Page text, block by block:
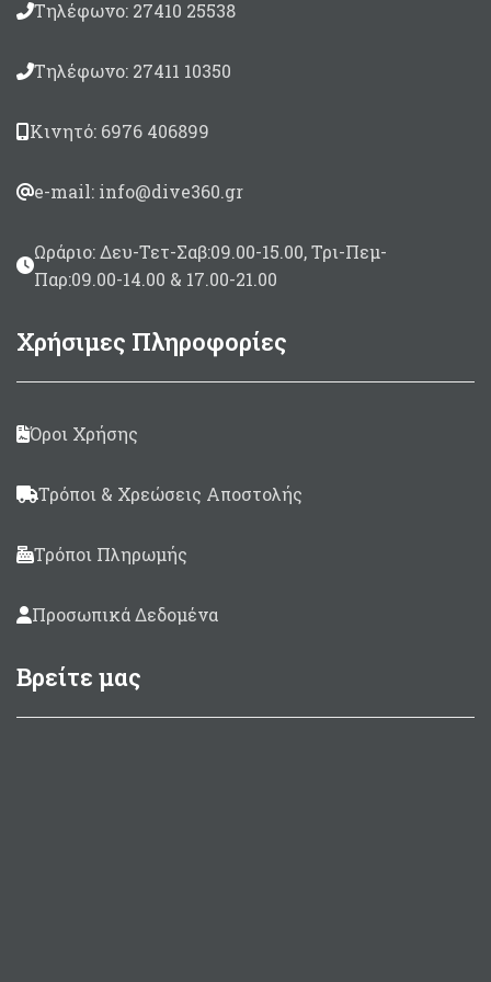
Τηλέφωνο: 27410 25538
Τηλέφωνο: 27411 10350
Κινητό: 6976 406899
e-mail: info@dive360.gr
Ωράριο: Δευ-Τετ-Σαβ:09.00-15.00, Τρι-Πεμ-
Παρ:09.00-14.00 & 17.00-21.00
Χρήσιμες Πληροφορίες
Όροι Χρήσης
Τρόποι & Χρεώσεις Αποστολής
Τρόποι Πληρωμής
Προσωπικά Δεδομένα
Βρείτε μας